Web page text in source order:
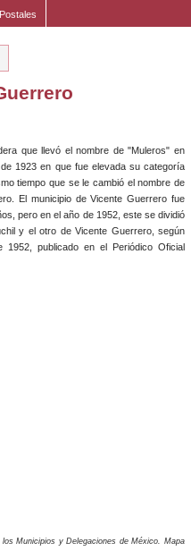
que llevó el nombre de "Muleros" en
1923 en que fue elevada su categoría
tiempo que se le cambió el nombre de
El municipio de Vicente Guerrero fue
pero en el año de 1952, este se dividió
y el otro de Vicente Guerrero, según
publicado en el Periódico Oficial
Municipios y Delegaciones de México. Mapa